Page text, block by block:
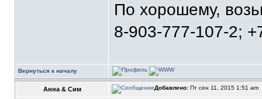
По хорошему,
8-903-777-107-2;
Вернуться к началу
Анна & Сим Добавлено: Пт сен 11, 2015 1:51 am